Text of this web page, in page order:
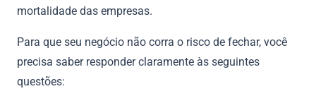
mortalidade das empresas.
Para que seu negócio não corra o risco de fechar, você
precisa saber responder claramente às seguintes
questões: